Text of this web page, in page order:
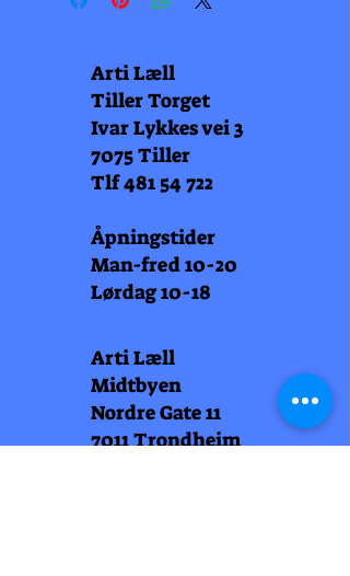
Arti Læll
Tiller Torget
Ivar Lykkes vei 3
7075 Tiller
Tlf481 54 722
Åpningstider
Man-fred 10-20
Lørdag 10-18
Arti Læll
Midtbyen
Nordre Gate 11
7011 Trondheim